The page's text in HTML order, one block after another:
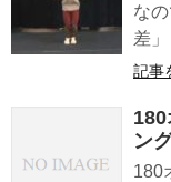
な
差
記事
ン
180